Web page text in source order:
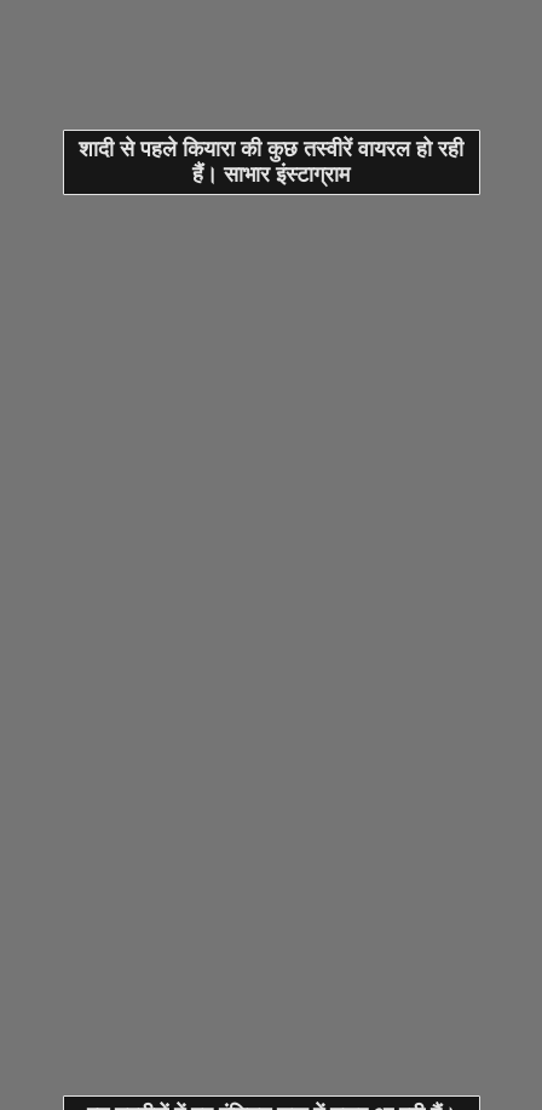
शादी से पहले कियारा की कुछ तस्वीरें वायरल हो रही
हैं। साभार इंस्टाग्राम